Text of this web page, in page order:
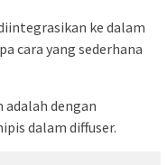
ke dalam
cara yang sederhana
adalah dengan
dalam diffuser.